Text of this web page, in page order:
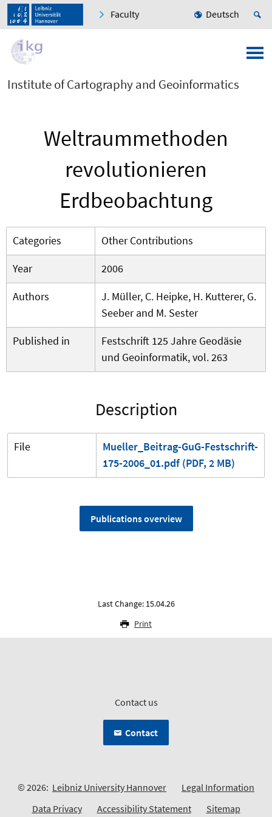
Faculty Deutsch
Institute of Cartography and Geoinformatics
Weltraummethoden
revolutionieren
Erdbeobachtung
Categories
Other Contributions
Year
2006
Authors
J. Müller, C. Heipke, H. Kutterer, G.
Seeber and M. Sester
Published in
Festschrift 125 Jahre Geodäsie
und Geoinformatik, vol. 263
Description
File
Mueller_Beitrag-GuG-Festschrift-
175-2006_01.pdf (PDF, 2 MB)
Publications overview
Last Change: 15.04.26
Print
Contact us
Contact
© 2026: Leibniz University Hannover
Legal Information
Data Privacy
Accessibility Statement Sitemap